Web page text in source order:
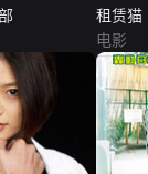
租赁猫
电影